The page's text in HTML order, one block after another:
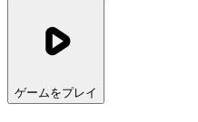
ゲームをプレイ